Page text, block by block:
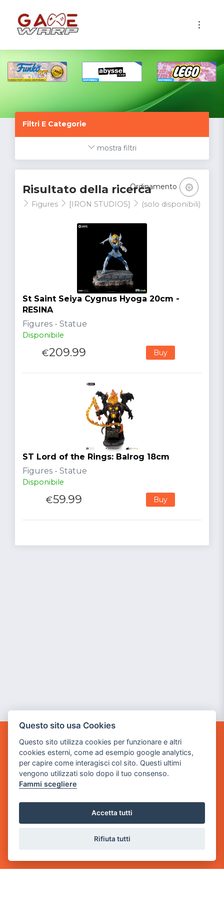
Filtri E Categorie
mostra filtri
Risultato della ricerca
Figures [IRON STUDIOS] (solo disponibili)
Ordinamento
St Saint Seiya Cygnus Hyoga 20cm -
RESINA
Figures - Statue
Disponibile
€209.99 Buy
ST Lord of the Rings: Balrog 18cm
Figures - Statue
Disponibile
€59.99 Buy
GAME WARP
BY POWER GAME SRL
Sede Legale
via Villaggio dei Platani, 3
Questo sito usa Cookies
Questo sito utilizza cookies per funzionare e altri
cookies esterni, come ad esempio google analytics,
per capire come interagisci col sito. Questi ultimi
vengono utilizzati solo dopo il tuo consenso.
Fammi scegliere
Accetta tutti
Rifiuta tutti